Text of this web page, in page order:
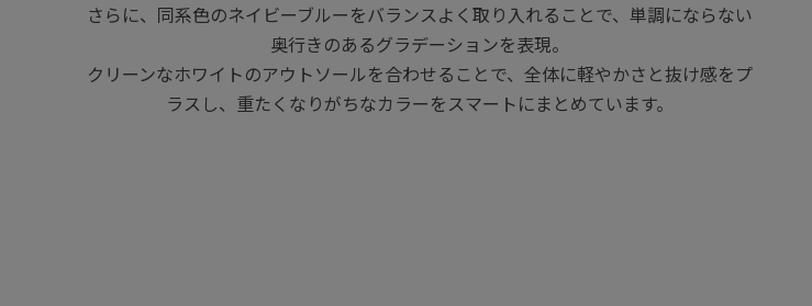
さらに、同系色のネイビーブルーをバランスよく取り入れることで、単調にならない
奥行きのあるグラデーションを表現。
クリーンなホワイトのアウトソールを合わせることで、全体に軽やかさと抜け感をプ
ラスし、重たくなりがちなカラーをスマートにまとめています。